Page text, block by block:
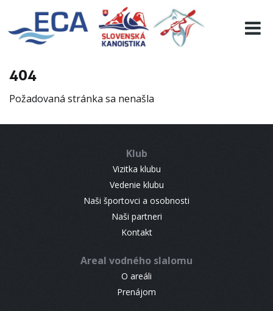
404
Požadovaná stránka sa nenašla
Klub
Vizitka klubu
Vedenie klubu
Naši športovci a osobnosti
Naši partneri
Kontakt
Areal vodného slalomu
O areáli
Prenájom
EURO 19
INFO
RESULTS
CONTACT